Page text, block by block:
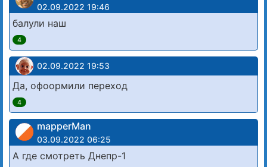
02.09.2022 19:46
балули наш
4
02.09.2022 19:53
Да, офоормили переход
4
mapperMan
03.09.2022 06:25
А где смотреть Днепр-1